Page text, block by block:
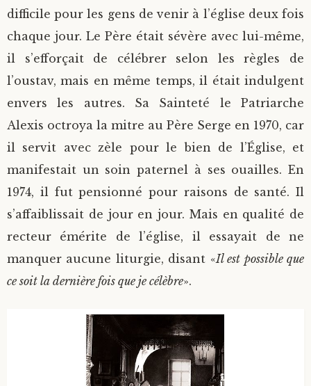
difficile pour les gens de venir à l’église deux fois
chaque jour. Le Père était sévère avec lui-même,
il s’efforçait de célébrer selon les règles de
l’oustav, mais en même temps, il était indulgent
envers les autres. Sa Sainteté le Patriarche
Alexis octroya la mitre au Père Serge en 1970, car
il servit avec zèle pour le bien de l’Église, et
manifestait un soin paternel à ses ouailles. En
1974, il fut pensionné pour raisons de santé. Il
s’affaiblissait de jour en jour. Mais en qualité de
recteur émérite de l’église, il essayait de ne
manquer aucune liturgie, disant «Il est possible que
ce soit la dernière fois que je célèbre».